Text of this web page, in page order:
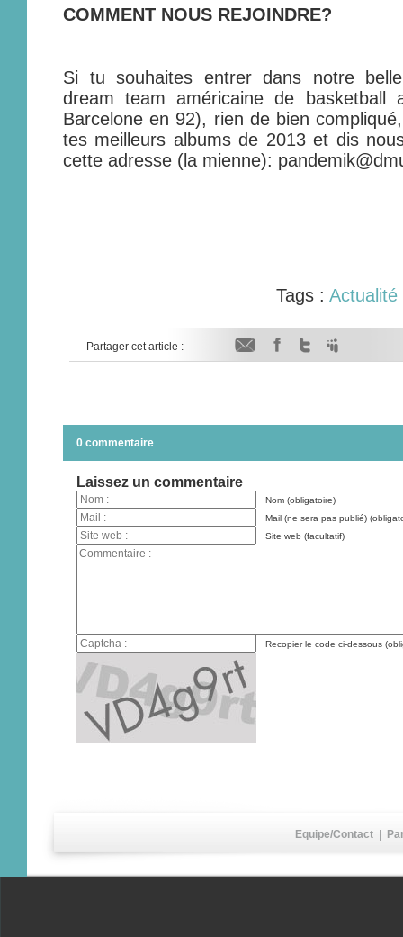
COMMENT NOUS REJOINDRE?
Si tu souhaites entrer dans notre
dream team américaine de basketball
Barcelone en 92), rien de bien
tes meilleurs albums de 2013 et dis
cette adresse (la mienne):
Tags : Actualité
Partager cet article :
0 commentaire
Laissez un commentaire
Nom (obligatoire)
Mail (ne sera pas publié)
Site web (facultatif)
Recopier le code ci-dessous
Equipe/Contact